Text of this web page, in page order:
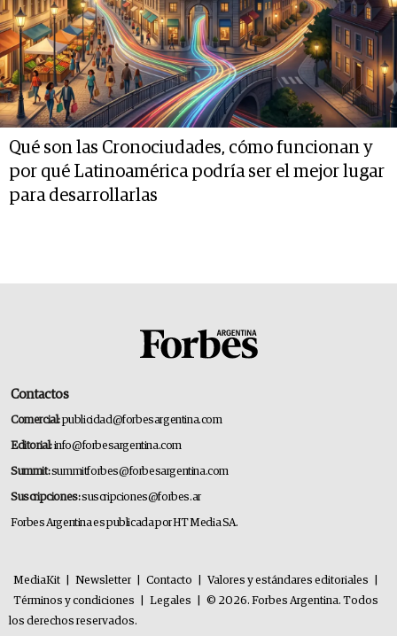
Qué son las Cronociudades, cómo funcionan y
por qué Latinoamérica podría ser el mejor lugar
para desarrollarlas
Contactos
Comercial:publicidad@forbesargentina.com
Editorial:info@forbesargentina.com
Summit:summitforbes@forbesargentina.com
Suscripciones:suscripciones@forbes.ar
Forbes Argentina es publicada por HT Media SA.
MediaKit Newsletter Contacto Valores y estándares editoriales
Términos y condiciones
Legales
© 2026. Forbes Argentina. Todos
los derechos reservados.